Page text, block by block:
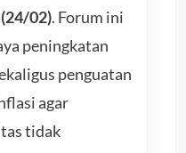
02). Forum ini
peningkatan
penguatan
agar
tidak